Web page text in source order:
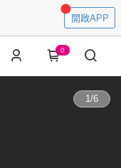
開啟APP
0
1/6